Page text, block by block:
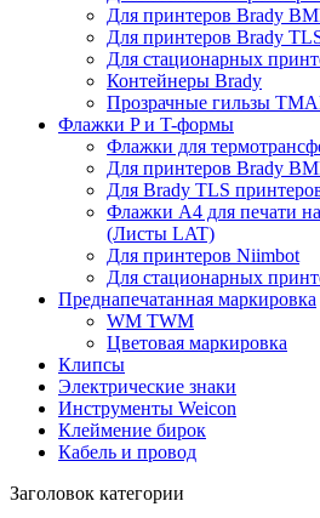
Для принтеров Brady
Для принтеров Brady
Для стационарных
Контейнеры Brady
Прозрачные гильзы
Флажки P и T-формы
Флажки для
Для принтеров Brady
Для Brady TLS
Флажки A4 для печати
(Листы LAT)
Для принтеров Niimbot
Для стационарных
Преднапечатанная маркировка
WM TWM
Цветовая маркировка
Клипсы
Электрические знаки
Инструменты Weicon
Клеймение бирок
Кабель и провод
Заголовок категории